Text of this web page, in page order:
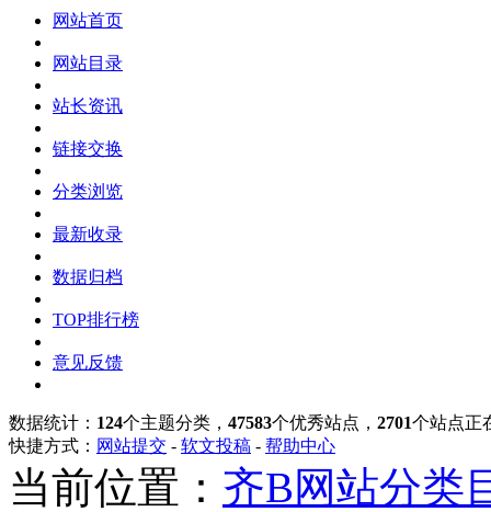
网站首页
网站目录
站长资讯
链接交换
分类浏览
最新收录
数据归档
TOP排行榜
意见反馈
数据统计： 124个主题分类， 47583个优秀站点， 2701个站点正
快捷方式： 网站提交 - 软文投稿 - 帮助中心
当前位置： 齐B网站分类